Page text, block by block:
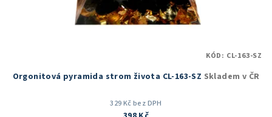
Orgonitová pyramida strom života CL-163-SZ Skladem v ČR
329 Kč bez DPH
KÓD: CL-163-SZ